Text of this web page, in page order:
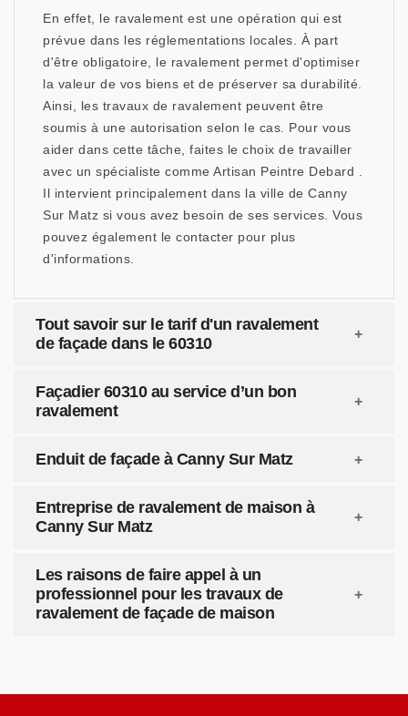
En effet, le ravalement est une opération qui est
prévue dans les réglementations locales. À part
d'être obligatoire, le ravalement permet d'optimiser
la valeur de vos biens et de préserver sa durabilité.
Ainsi, les travaux de ravalement peuvent être
soumis à une autorisation selon le cas. Pour vous
aider dans cette tâche, faites le choix de travailler
avec un spécialiste comme Artisan Peintre Debard .
Il intervient principalement dans la ville de Canny
Sur Matz si vous avez besoin de ses services. Vous
pouvez également le contacter pour plus
d'informations.
Tout savoir sur le tarif d'un ravalement
de façade dans le 60310
Façadier 60310 au service d’un bon
ravalement
Enduit de façade à Canny Sur Matz
Entreprise de ravalement de maison à
Canny Sur Matz
Les raisons de faire appel à un
professionnel pour les travaux de
ravalement de façade de maison